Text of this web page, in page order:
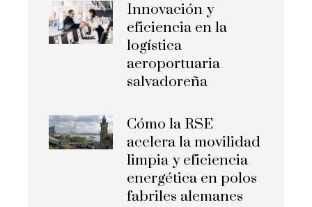
Innovación y
eficiencia en la
logística
aeroportuaria
salvadoreña
Cómo la RSE
acelera la movilidad
limpia y eficiencia
energética en polos
fabriles alemanes